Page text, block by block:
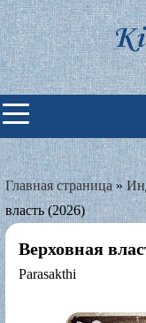
Skip
to
content
Главная страница»
власть (2026)
Верховная
Parasakthi